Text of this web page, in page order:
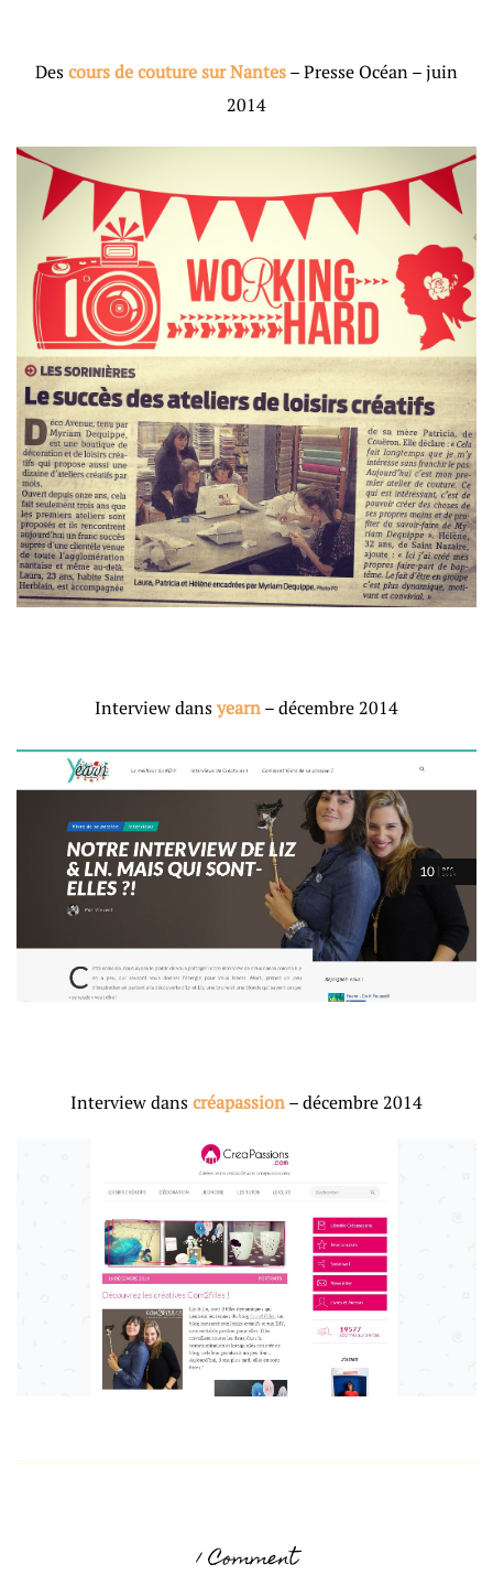
Descours de couture sur Nantes– Presse Océan – juin
2014
Interview dansyearn– décembre 2014
Interview danscréapassion– décembre 2014
1 Comment